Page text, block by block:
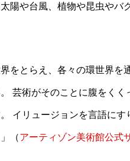
陽や台風、植物や昆虫やバ
をとらえ、各々の環世界を
芸術がそのことに腹をく
イリュージョンを言語に
（アーティゾン美術館公式